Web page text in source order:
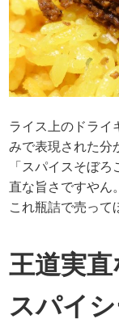
ライス上のドライ
みで表現された分
「スパイスそぼ
直な旨さですやん。
これ瓶詰で売って
王道実
スパイ